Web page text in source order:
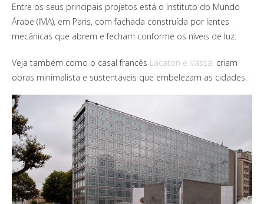
Entre os seus principais projetos está o Instituto do Mundo
Árabe (IMA), em Paris, com fachada construída por lentes
mecânicas que abrem e fecham conforme os níveis de luz.
Veja também como o casal francês Lacaton e Vassal criam
obras minimalista e sustentáveis que embelezam as cidades.